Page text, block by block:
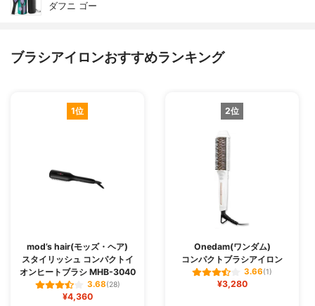
ダフニ ゴー
ブラシアイロンおすすめランキング
1位
mod’s hair(モッズ・ヘア)
スタイリッシュ コンパクトイ
オンヒートブラシ MHB-3040
3.68(28)
¥4,360
2位
Onedam(ワンダム)
コンパクトブラシアイロン
3.66(1)
¥3,280